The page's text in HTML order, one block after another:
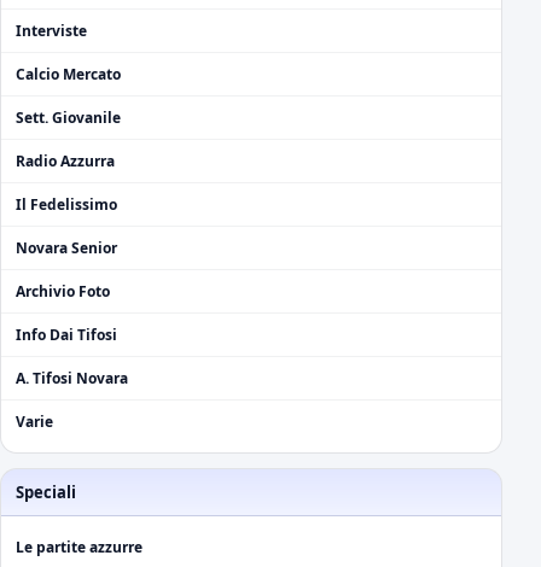
Interviste
Calcio Mercato
Sett. Giovanile
Radio Azzurra
Il Fedelissimo
Novara Senior
Archivio Foto
Info Dai Tifosi
A. Tifosi Novara
Varie
Speciali
Le partite azzurre